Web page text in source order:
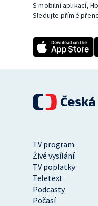
S mobilní aplikací,
Sledujte přímé
TV program
Živé vysílání
TV poplatky
Teletext
Podcasty
Počasí